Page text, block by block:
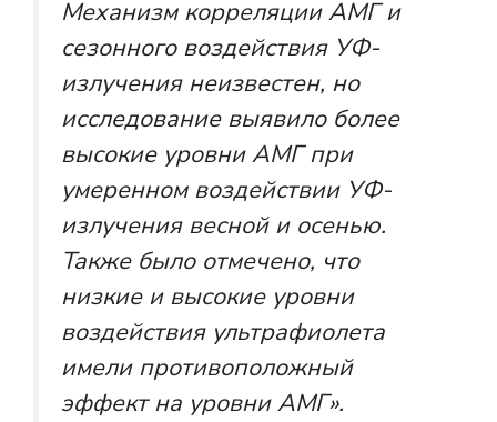
Механизм корреляции АМГ и
сезонного воздействия УФ-
излучения неизвестен, но
исследование выявило более
высокие уровни АМГ при
умеренном воздействии УФ-
излучения весной и осенью.
Также было отмечено, что
низкие и высокие уровни
воздействия ультрафиолета
имели противоположный
эффект на уровни АМГ».